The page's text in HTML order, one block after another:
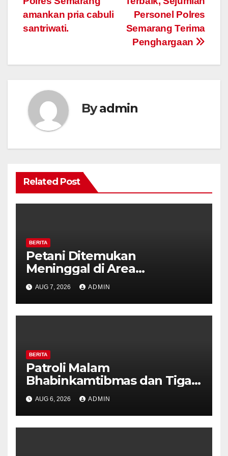
navigation
Personel Polres
Semarang Terima
Penghargaan
amankan pria cabuli
santriwati.
Byadmin
Related Post
BERITA
Petani Ditemukan
Meninggal di Area
Persawahan Kalibeji, Polisi
Pastikan Tidak Ada Tanda
Kekerasan
AUG 7, 2026 ADMIN
BERITA
Patroli Malam
Bhabinkamtibmas dan Tiga
Pilar Kelurahan Ungaran
Perkuat Kamtibmas, Warga
Diajak Aktifkan Ronda
AUG 6, 2026 ADMIN